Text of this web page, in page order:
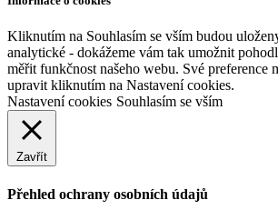
Kliknutím na Souhlasím se vším budou
analytické - dokážeme vám tak umožnit
měřit funkčnost našeho webu. Své preference
upravit kliknutím na Nastavení cookies.
Nastavení cookies Souhlasím se vším
Zavřít
Přehled ochrany osobních údajů